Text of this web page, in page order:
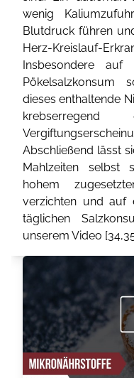
wenig
Blutdruck führen
Herz-
Insbesondere
Pökelsalzkonsum
dieses enthaltende
Abschließend lässt
Mahlzeiten selbst
hohem
verzichten und auf
täglichen
unserem Video [34,